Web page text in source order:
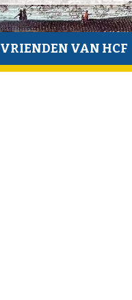
VRIENDEN VAN HCF